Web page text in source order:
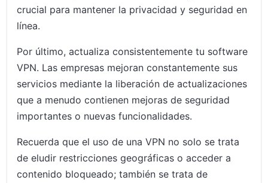
crucial para mantener la privacidad y seguridad en
línea.
Por último, actualiza consistentemente tu software
VPN. Las empresas mejoran constantemente sus
servicios mediante la liberación de actualizaciones
que a menudo contienen mejoras de seguridad
importantes o nuevas funcionalidades.
Recuerda que el uso de una VPN no solo se trata
de eludir restricciones geográficas o acceder a
contenido bloqueado; también se trata de